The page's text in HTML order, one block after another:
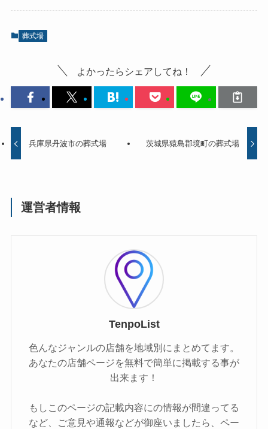
葬式場
よかったらシェアしてね！
兵庫県丹波市の葬式場 茨城県猿島郡境町の葬式場
運営者情報
TenpoList
色んなジャンルの店舗を地域別にまとめてます。
あなたの店舗ページを無料で簡単に掲載する事が
出来ます！
もしこのページの記載内容にの情報が間違ってる
など、ご意見や通報などが御座いましたら、ペー